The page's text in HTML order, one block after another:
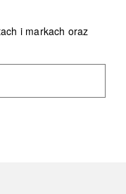
i markach oraz